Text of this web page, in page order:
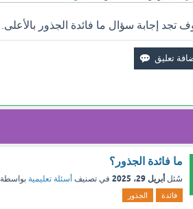
تجد إجابة سؤال ما فائدة الجذور بالأعلى.
ما فائدة الجذور؟
سُئل أبريل 29، 2025 في تصنيف أسئلة تعليمية بواسطة
فائدة الجذور